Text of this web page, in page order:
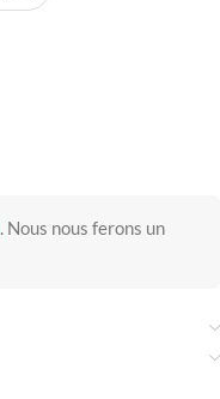
. Nous nous ferons un